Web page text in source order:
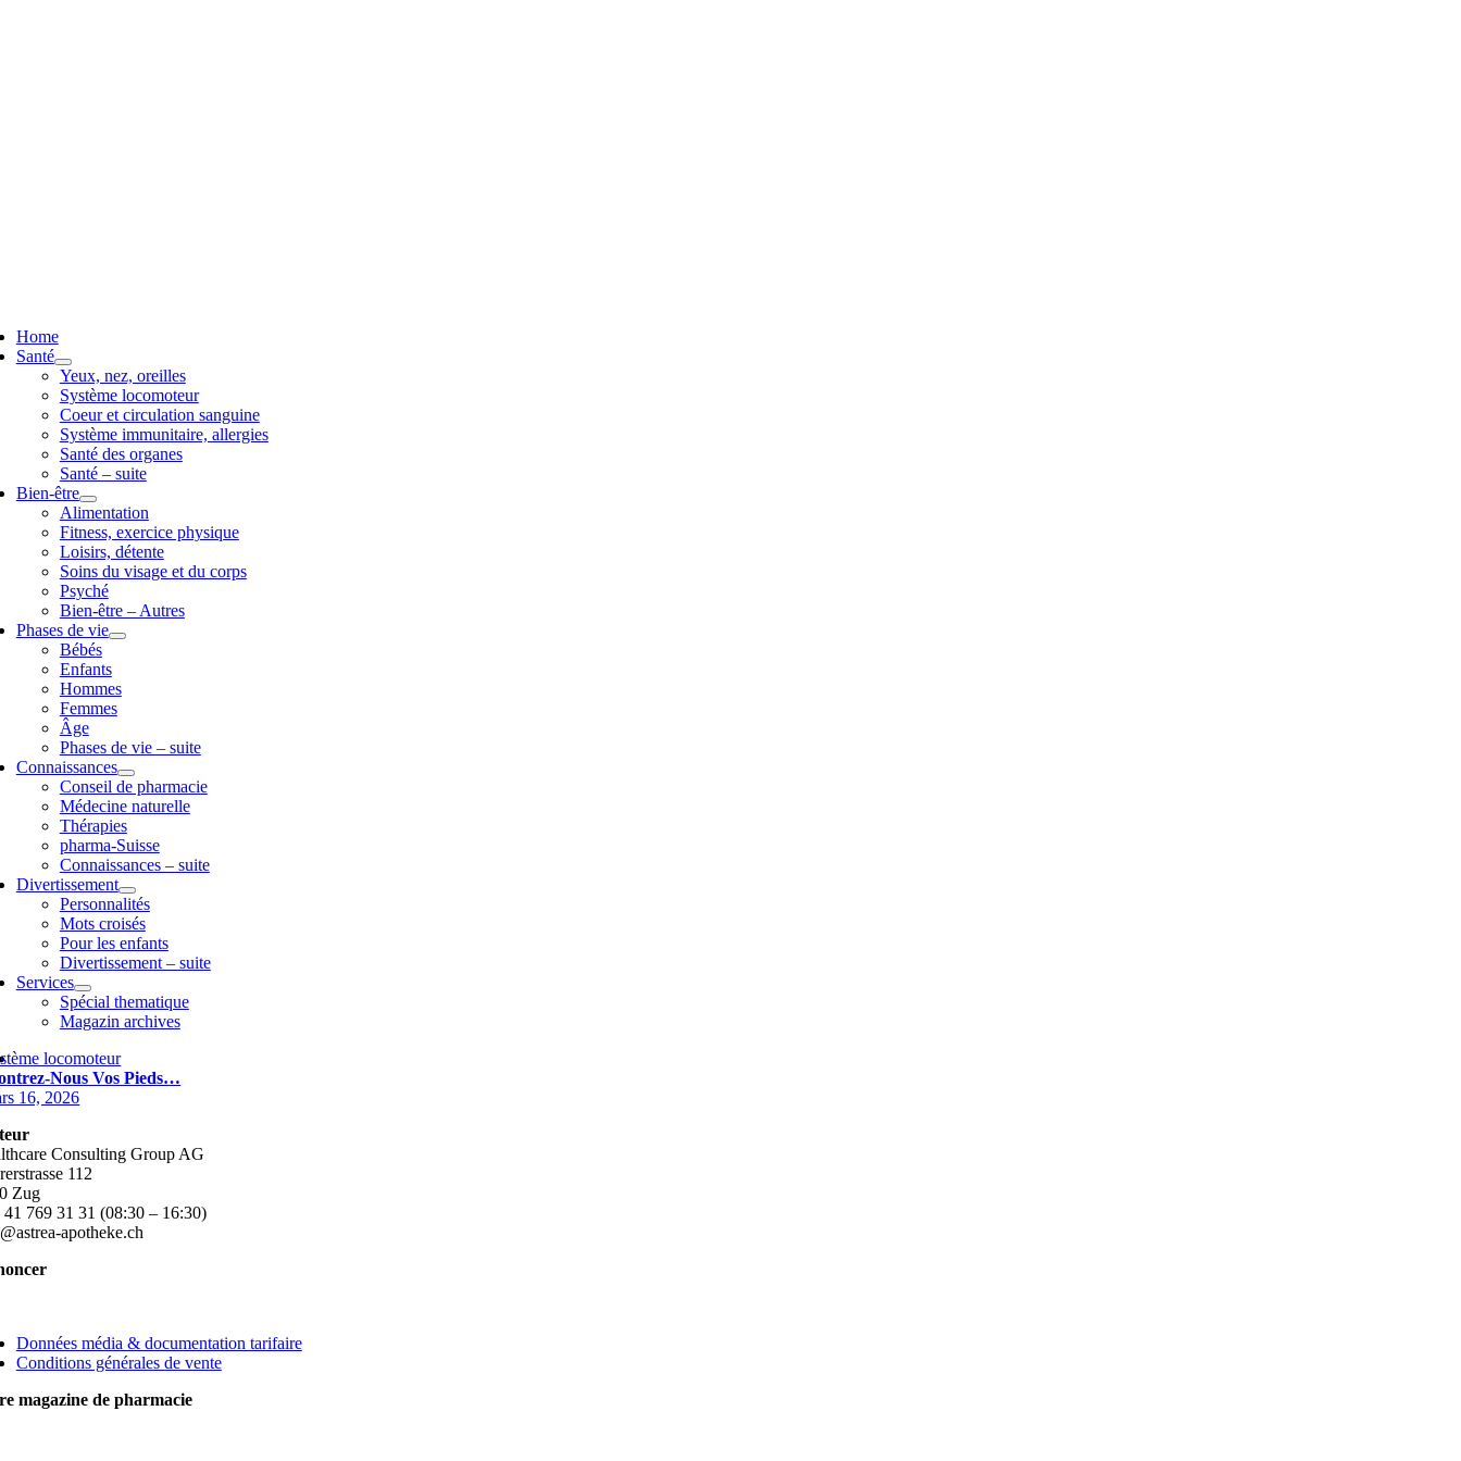
Home
Santé
Yeux, nez, oreilles
Système locomoteur
Coeur et circulation sanguine
Système immunitaire, allergies
Santé des organes
Santé – suite
Bien-être
Alimentation
Fitness, exercice physique
Loisirs, détente
Soins du visage et du corps
Psyché
Bien-être – Autres
Phases de vie
Bébés
Enfants
Hommes
Femmes
Âge
Phases de vie – suite
Connaissances
Conseil de pharmacie
Médecine naturelle
Thérapies
pharma-Suisse
Connaissances – suite
Divertissement
Personnalités
Mots croisés
Pour les enfants
Divertissement – suite
Services
Spécial thematique
Magazin archives
locomoteur
Nous Vos Pieds…
16, 2026
Consulting Group AG
112
Zug
41 769 31 31 (08:30 – 16:30)
apotheke.ch
Données média & documentation tarifaire
Conditions générales de vente
magazine de pharmacie